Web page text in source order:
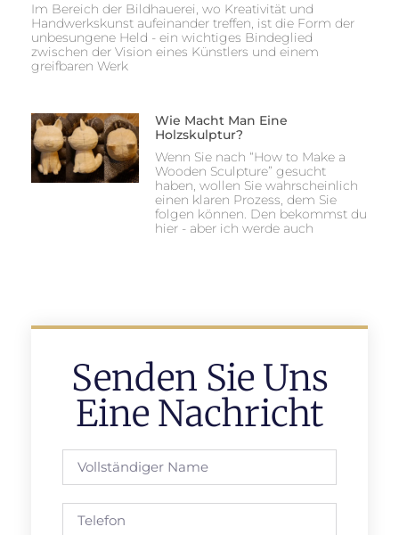
Im Bereich der Bildhauerei, wo Kreativität und
Handwerkskunst aufeinander treffen, ist die Form der
unbesungene Held - ein wichtiges Bindeglied
zwischen der Vision eines Künstlers und einem
greifbaren Werk
Wie Macht Man Eine
Holzskulptur?
Wenn Sie nach “How to Make a
Wooden Sculpture” gesucht
haben, wollen Sie wahrscheinlich
einen klaren Prozess, dem Sie
folgen können. Den bekommst du
hier - aber ich werde auch
Senden Sie Uns
Eine Nachricht